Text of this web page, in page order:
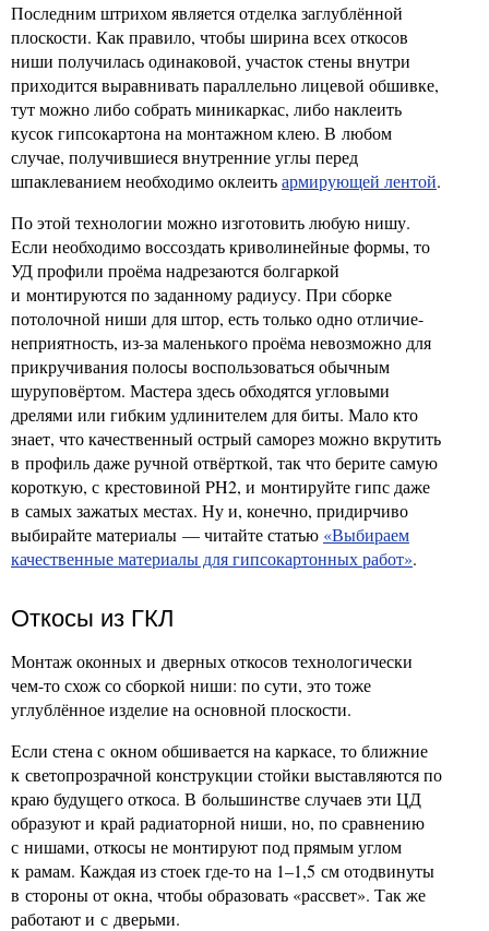
Последним штрихом является отделка заглублённой
плоскости. Как правило, чтобы ширина всех откосов
ниши получилась одинаковой, участок стены внутри
приходится выравнивать параллельно лицевой обшивке,
тут можно либо собрать миникаркас, либо наклеить
кусок гипсокартона на монтажном клею. В любом
случае, получившиеся внутренние углы перед
шпаклеванием необходимо оклеитьармирующей лентой.
По этой технологии можно изготовить любую нишу.
Если необходимо воссоздать криволинейные формы, то
УД профили проёма надрезаются болгаркой
и монтируются по заданному радиусу. При сборке
потолочной ниши для штор, есть только одно отличие-
неприятность, из-за маленького проёма невозможно для
прикручивания полосы воспользоваться обычным
шуруповёртом. Мастера здесь обходятся угловыми
дрелями или гибким удлинителем для биты. Мало кто
знает, что качественный острый саморез можно вкрутить
в профиль даже ручной отвёрткой, так что берите самую
короткую, с крестовиной PH2, и монтируйте гипс даже
в самых зажатых местах. Ну и, конечно, придирчиво
выбирайте материалы — читайте статью «Выбираем
качественные материалы для гипсокартонных работ».
Откосы из ГКЛ
Монтаж оконных и дверных откосов технологически
чем-то схож со сборкой ниши: по сути, это тоже
углублённое изделие на основной плоскости.
Если стена с окном обшивается на каркасе, то ближние
к светопрозрачной конструкции стойки выставляются по
краю будущего откоса. В большинстве случаев эти ЦД
образуют и край радиаторной ниши, но, по сравнению
с нишами, откосы не монтируют под прямым углом
к рамам. Каждая из стоек где-то на 1–1,5 см отодвинуты
в стороны от окна, чтобы образовать «рассвет». Так же
работают и с дверьми.